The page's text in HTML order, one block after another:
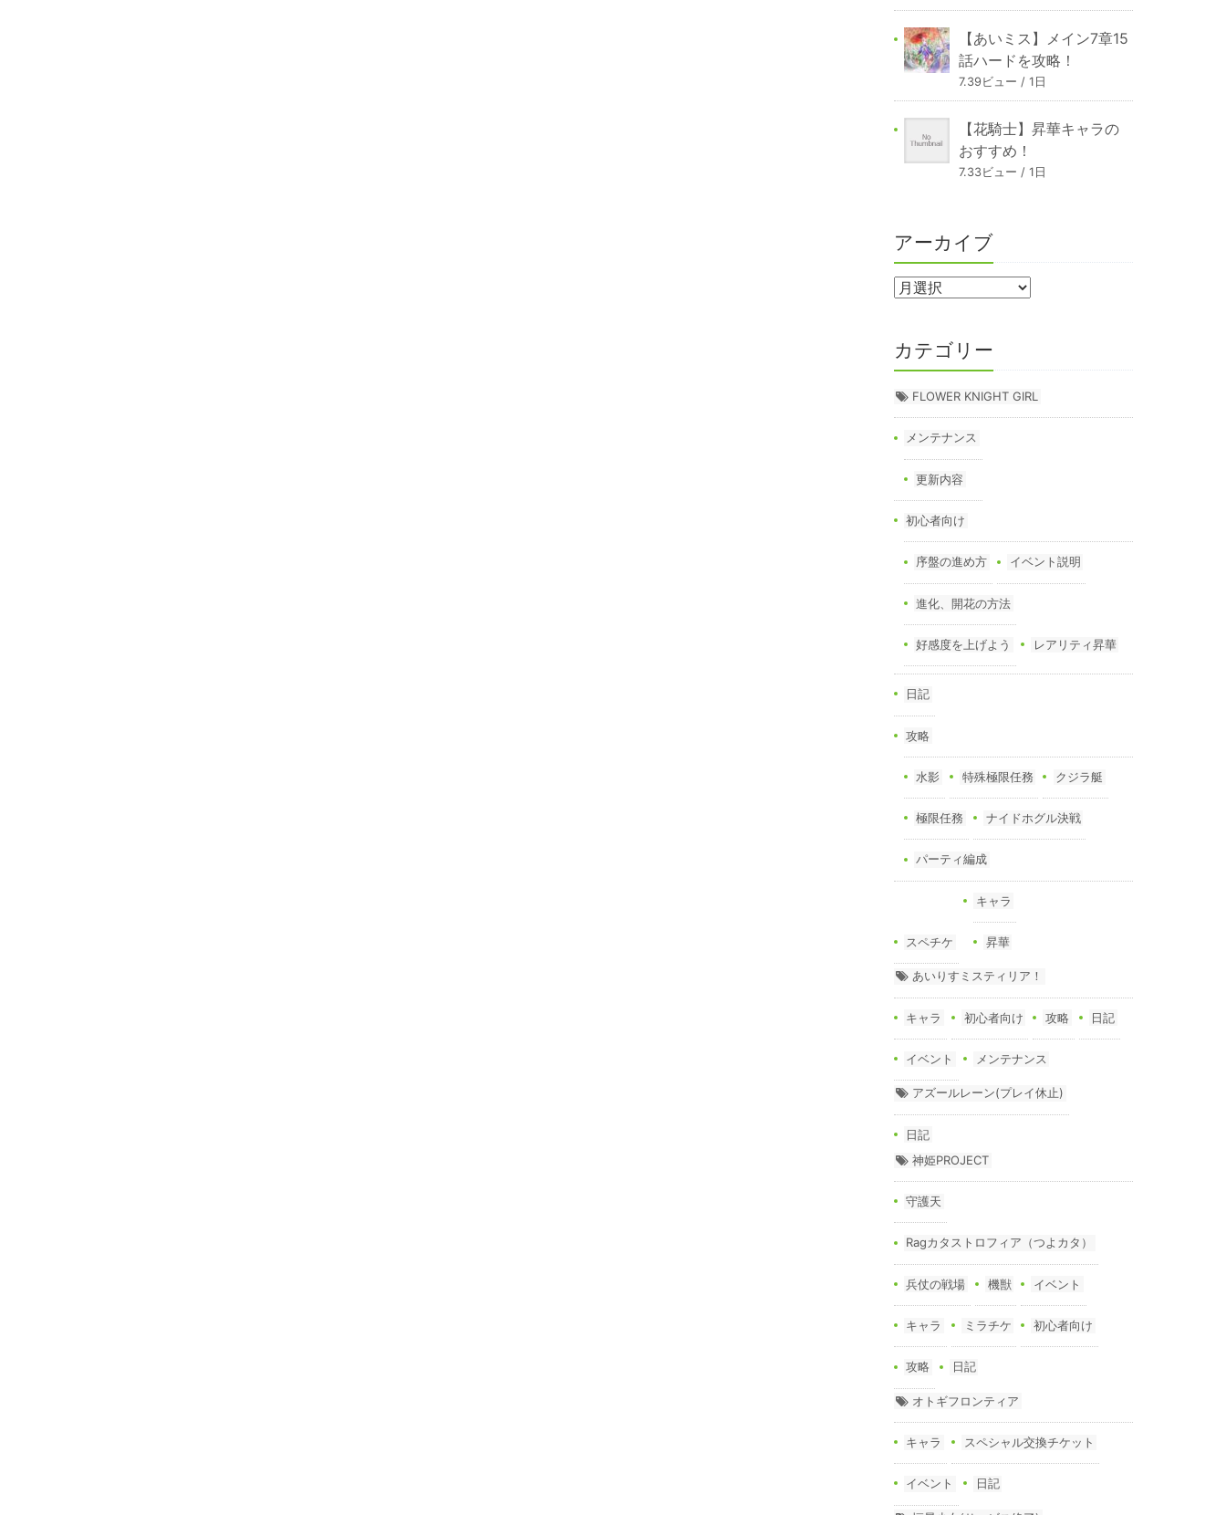
【あいミス】メイン7章15
話ハードを攻略！
7.39ビュー / 1日
【花騎士】昇華キャラの
おすすめ！
7.33ビュー / 1日
アーカイブ
カテゴリー
FLOWER KNIGHT GIRL
メンテナンス
更新内容
初心者向け
序盤の進め方 イベント説明
進化、開花の方法
好感度を上げよう レアリティ昇華
日記
攻略
水影 特殊極限任務 クジラ艇
極限任務 ナイドホグル決戦
パーティ編成
スペチケ
キャラ
昇華
あいりすミスティリア！
キャラ 初心者向け 攻略 日記
イベント メンテナンス
アズールレーン(プレイ休止)
日記
神姫PROJECT
守護天
Ragカタストロフィア（つよカタ）
兵仗の戦場 機獣 イベント
キャラ ミラチケ 初心者向け
攻略 日記
オトギフロンティア
キャラ スペシャル交換チケット
イベント 日記